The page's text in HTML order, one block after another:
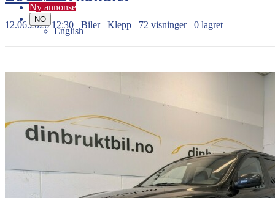
Ny annonse
NO
English
12.06.2026 12:30 Biler Klepp 72 visninger 0 lagret